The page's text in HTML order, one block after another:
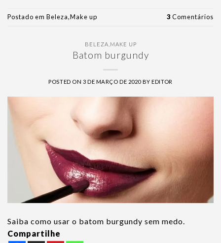
Postado em Beleza,Make up 3 Comentários
BELEZA MAKE UP
Batom burgundy
POSTED ON 3 DE MARÇO DE 2020 BYEDITOR
Saiba como usar o batom burgundy sem medo.
Compartilhe